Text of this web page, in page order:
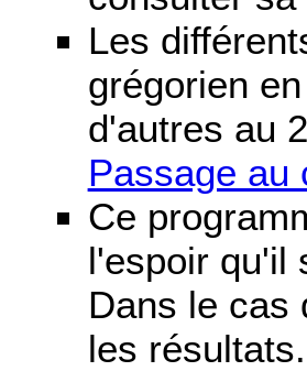
Les
grégorien
d'autres au
Passage au
Ce
l'espoir qu'il
Dans le cas
les résultats.